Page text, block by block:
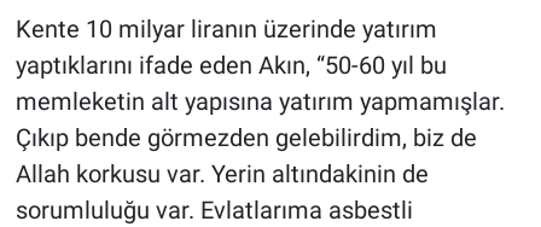
Kente 10 milyar liranın üzerinde yatırım
yaptıklarını ifade eden Akın, “50-60 yıl bu
memleketin alt yapısına yatırım yapmamışlar.
Çıkıp bende görmezden gelebilirdim, biz de
Allah korkusu var. Yerin altındakinin de
sorumluluğu var. Evlatlarıma asbestli